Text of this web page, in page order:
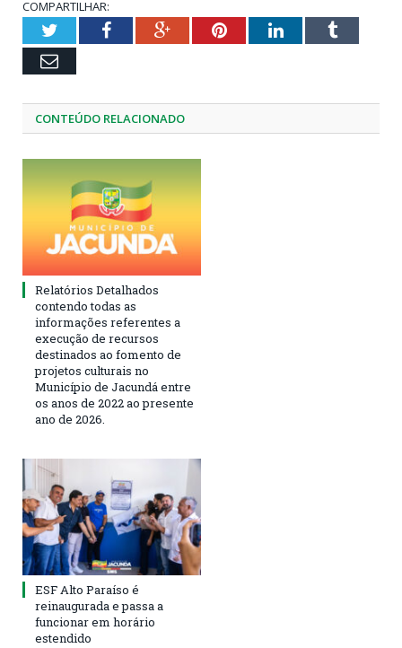
COMPARTILHAR:
TwitterFacebookGoogle+PinterestLinkedInTumblr
Email
CONTEÚDO RELACIONADO
Relatórios Detalhados
contendo todas as
informações referentes a
execução de recursos
destinados ao fomento de
projetos culturais no
Município de Jacundá entre
os anos de 2022 ao presente
ano de 2026.
ESF Alto Paraíso é
reinaugurada e passa a
funcionar em horário
estendido